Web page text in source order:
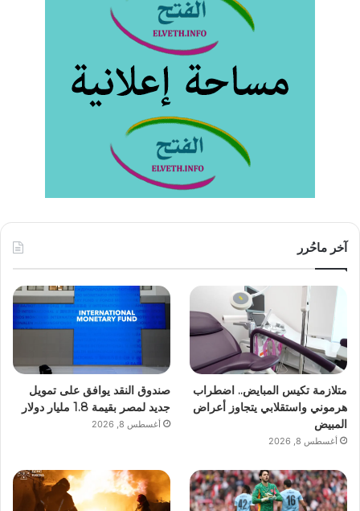
آخر ماحُرر
متلازمة تكيس المبايض.. اضطراب
هرموني واستقلابي يتجاوز أعراض
المبيض
أغسطس 8, 2026
صندوق النقد يوافق على تمويل
جديد لمصر بقيمة 1.8 مليار دولار
أغسطس 8, 2026